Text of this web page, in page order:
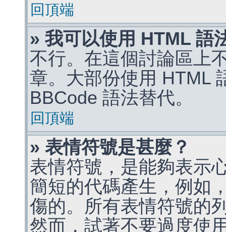
回頂端
» 我可以使用 HTML 語
不行。在這個討論區上
章。大部份使用 HTML
BBCode 語法替代。
回頂端
» 表情符號是甚麼？
表情符號，是能夠表示
簡短的代碼產生，例如
傷的。所有表情符號的
然而，試著不要過度使